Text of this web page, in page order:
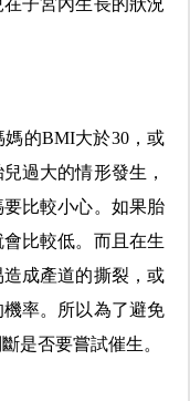
子宮內生長的狀況
的BMI大於30，或
過大的情形發生，
比較小心。如果胎
比較低。而且在生
成產道的撕裂，或
率。所以為了避免
是否要嘗試催生。